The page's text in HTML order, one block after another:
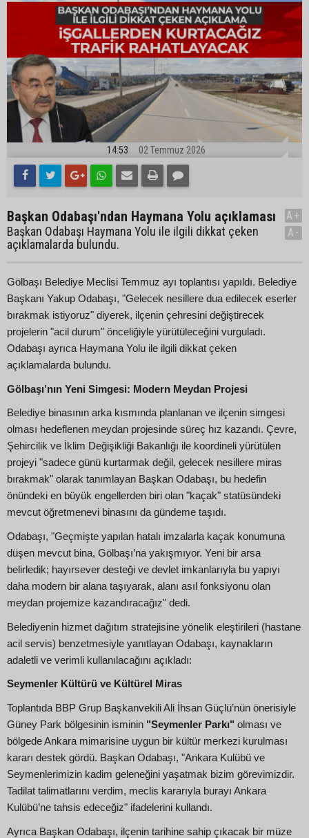
14:53 02 Temmuz 2026
Başkan Odabaşı'ndan Haymana Yolu açıklaması
Başkan Odabaşı Haymana Yolu ile ilgili dikkat çeken
açıklamalarda bulundu.
A+
A-
Gölbaşı Belediye Meclisi Temmuz ayı toplantısı yapıldı. Belediye
Başkanı Yakup Odabaşı, "Gelecek nesillere dua edilecek eserler
bırakmak istiyoruz" diyerek, ilçenin çehresini değiştirecek
projelerin "acil durum" önceliğiyle yürütüleceğini vurguladı.
Odabaşı ayrıca Haymana Yolu ile ilgili dikkat çeken
açıklamalarda bulundu.
Gölbaşı’nın Yeni Simgesi: Modern Meydan Projesi
Belediye binasının arka kısmında planlanan ve ilçenin simgesi
olması hedeflenen meydan projesinde süreç hız kazandı. Çevre,
Şehircilik ve İklim Değişikliği Bakanlığı ile koordineli yürütülen
projeyi "sadece günü kurtarmak değil, gelecek nesillere miras
bırakmak" olarak tanımlayan Başkan Odabaşı, bu hedefin
önündeki en büyük engellerden biri olan "kaçak" statüsündeki
mevcut öğretmenevi binasını da gündeme taşıdı.
Odabaşı, "Geçmişte yapılan hatalı imzalarla kaçak konumuna
düşen mevcut bina, Gölbaşı’na yakışmıyor. Yeni bir arsa
belirledik; hayırsever desteği ve devlet imkanlarıyla bu yapıyı
daha modern bir alana taşıyarak, alanı asıl fonksiyonu olan
meydan projemize kazandıracağız" dedi.
Belediyenin hizmet dağıtım stratejisine yönelik eleştirileri (hastane
acil servis) benzetmesiyle yanıtlayan Odabaşı, kaynakların
adaletli ve verimli kullanılacağını açıkladı:
Seymenler Kültürü ve Kültürel Miras
Toplantıda BBP Grup Başkanvekili Ali İhsan Güçlü’nün önerisiyle
Güney Park bölgesinin isminin "Seymenler Parkı" olması ve
bölgede Ankara mimarisine uygun bir kültür merkezi kurulması
kararı destek gördü. Başkan Odabaşı, "Ankara Kulübü ve
Seymenlerimizin kadim geleneğini yaşatmak bizim görevimizdir.
Tadilat talimatlarını verdim, meclis kararıyla burayı Ankara
Kulübü’ne tahsis edeceğiz" ifadelerini kullandı.
Ayrıca Başkan Odabaşı, ilçenin tarihine sahip çıkacak bir müze